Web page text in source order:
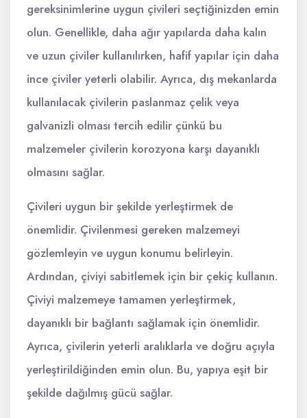
gereksinimlerine uygun çivileri seçtiğinizden emin
olun. Genellikle, daha ağır yapılarda daha kalın
ve uzun çiviler kullanılırken, hafif yapılar için daha
ince çiviler yeterli olabilir. Ayrıca, dış mekanlarda
kullanılacak çivilerin paslanmaz çelik veya
galvanizli olması tercih edilir çünkü bu
malzemeler çivilerin korozyona karşı dayanıklı
olmasını sağlar.
Çivileri uygun bir şekilde yerleştirmek de
önemlidir. Çivilenmesi gereken malzemeyi
gözlemleyin ve uygun konumu belirleyin.
Ardından, çiviyi sabitlemek için bir çekiç kullanın.
Çiviyi malzemeye tamamen yerleştirmek,
dayanıklı bir bağlantı sağlamak için önemlidir.
Ayrıca, çivilerin yeterli aralıklarla ve doğru açıyla
yerleştirildiğinden emin olun. Bu, yapıya eşit bir
şekilde dağılmış gücü sağlar.